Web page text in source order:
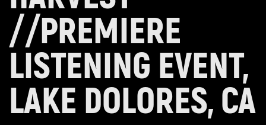
//PREMIERE
LISTENING EVENT,
LAKE DOLORES, CA